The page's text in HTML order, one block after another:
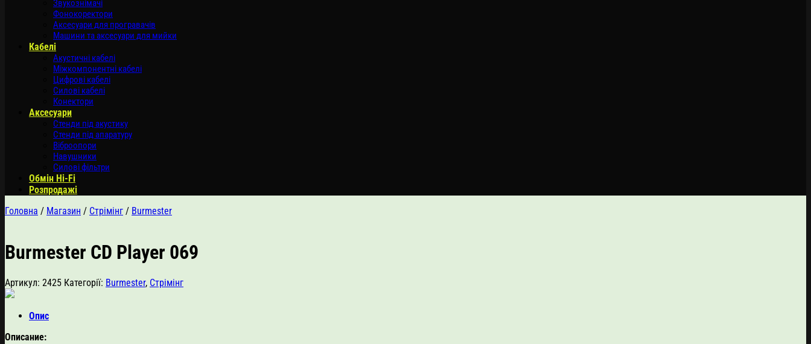
Звукознімачі
Фонокоректори
Аксесуари для програвачів
Машини та аксесуари для мийки
Кабелі
Акустичні кабелі
Міжкомпонентні кабелі
Цифрові кабелі
Силові кабелі
Конектори
Аксесуари
Стенди під акустику
Стенди під апаратуру
Віброопори
Навушники
Силові фільтри
Обмін Hi-Fi
Розпродажі
Головна / Магазин / Стрімінг / Burmester
Burmester CD Player 069
Артикул: 2425 Категорії: Burmester, Стрімінг
Опис
Описание: